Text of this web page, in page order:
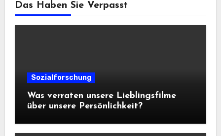
Das Haben Sie Verpasst
Sozialforschung
Was verraten unsere Lieblingsfilme
über unsere Persönlichkeit?